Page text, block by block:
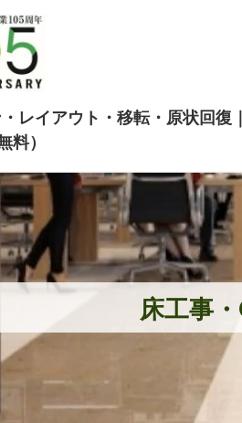
レイアウト・移転・原状回復｜
）
床工事